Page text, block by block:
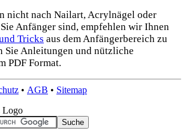
nicht nach Nailart, Acrylnägel oder
Anfänger sind, empfehlen wir Ihnen
Tricks aus dem Anfängerbereich zu
Sie Anleitungen und nützliche
PDF Format.
• AGB • Sitemap